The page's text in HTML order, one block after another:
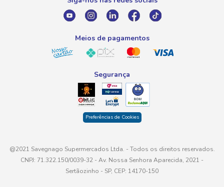
atendimento@savegnago.com.br
Meios de pagamentos
Segurança
Preferências de Cookies
@2021 Savegnago Supermercados Ltda. - Todos os direitos reservados.
CNPJ: 71.322.150/0039-32 - Av. Nossa Senhora Aparecida, 2021 -
Sertãozinho - SP, CEP: 14170-150